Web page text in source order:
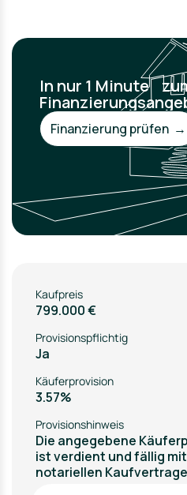
In nur 1 Minute
Finanzierung prüfen →
Kaufpreis
799.000 €
Provisionspflichtig
Ja
Käuferprovision
3.57%
Provisionshinweis
Die angegebene
ist verdient und fällig
notariellen